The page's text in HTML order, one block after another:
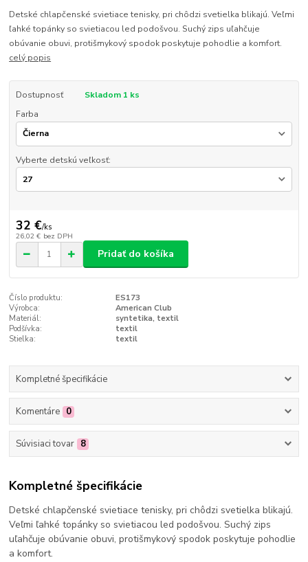
Detské chlapčenské svietiace tenisky, pri chôdzi svetielka blikajú. Veľmi
ľahké topánky so svietiacou led podošvou. Suchý zips uľahčuje
obúvanie obuvi, protišmykový spodok poskytuje pohodlie a komfort.
celý popis
Dostupnosť
Skladom 1 ks
Farba
Vyberte detskú veľkosť:
32 €/ks
26,02 € bez DPH
Pridať do košíka
Číslo produktu:
ES173
Výrobca:
American Club
Materiál:
syntetika, textil
Podšívka:
textil
Stielka:
textil
Kompletné špecifikácie
Komentáre 0
Súvisiaci tovar 8
Kompletné špecifikácie
Detské chlapčenské svietiace tenisky, pri chôdzi svetielka blikajú.
Veľmi ľahké topánky so svietiacou led podošvou. Suchý zips
uľahčuje obúvanie obuvi, protišmykový spodok poskytuje pohodlie
a komfort.